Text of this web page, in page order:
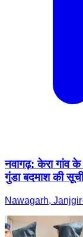
नवागढ़: केरा गांव
गुंडा बदमाश की
Nawagarh,